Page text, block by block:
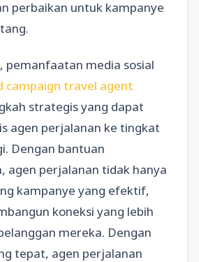
perbaikan untuk kampanye
pemanfaatan media sosial
campaign travel agent
strategis yang dapat
agen perjalanan ke tingkat
Dengan bantuan
agen perjalanan tidak hanya
kampanye yang efektif,
koneksi yang lebih
mereka. Dengan
tepat, agen perjalanan